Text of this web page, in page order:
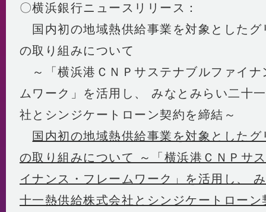
〇横浜銀行ニュースリリース：
国内初の地域熱供給事業を対象としたグ
の取り組みについて
～「横浜港ＣＮＰサステナブルファイナ
ムワーク」を活用し、 みなとみらい二十
社とシンジケートローン契約を締結～
国内初の地域熱供給事業を対象とした
の取り組みについて ～「横浜港ＣＮＰサ
イナンス・フレームワーク」を活用し、
十一熱供給株式会社とシンジケートロー